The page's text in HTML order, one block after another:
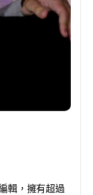
輯，擁有超過